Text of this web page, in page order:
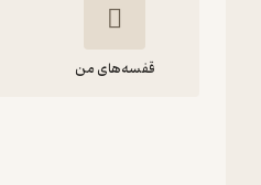
قفسه‌های من